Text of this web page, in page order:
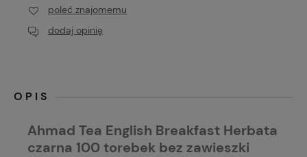
poleć znajomemu
dodaj opinię
OPIS
Ahmad Tea English Breakfast Herbata
czarna 100 torebek bez zawieszki